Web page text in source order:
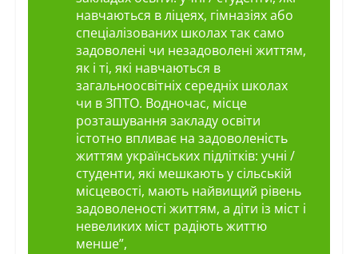
навчаються в ліцеях, гімназіях або
спеціалізованих школах так само
задоволені чи незадоволені життям,
як і ті, які навчаються в
загальноосвітніх середніх школах
чи вЗПТО. Водночас, місце
розташування закладу освіти
істотно впливає на задоволеність
життям українських підлітків: учні /
студенти, які мешкають у сільській
місцевості, мають найвищий рівень
задоволеності життям, а діти із міст і
невеликих міст радіють життю
менше”,